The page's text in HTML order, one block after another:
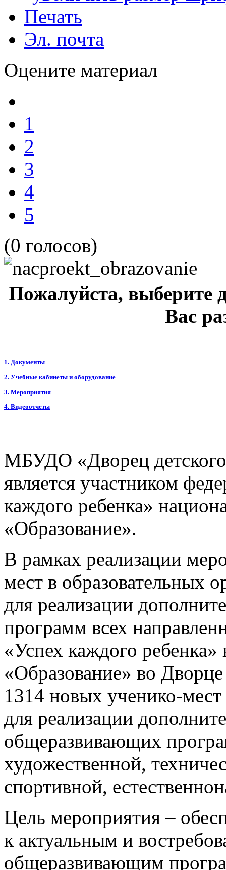
Печать
Эл. почта
Оцените материал
1
2
3
4
5
(0 голосов)
Пожалуйста, выберите
Вас
1. Документы
2. Учебные кабинеты и оборудование
3. Мероприятия
4. Видеоотчеты
МБУДО «Дворец детского
является участником
каждого ребенка»
«Образование».
В рамках реализации
мест в образовательных
для реализации
программ всех
«Успех каждого
«Образование» во Дворце
1314 новых ученико-мест
для реализации
общеразвивающих
художественной,
спортивной,
Цель мероприятия –
к актуальным и
общеразвивающим